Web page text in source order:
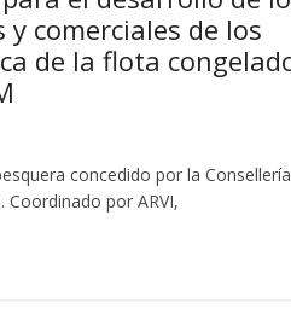
comerciales de los
de la flota
concedido por la
Coordinado por ARVI,